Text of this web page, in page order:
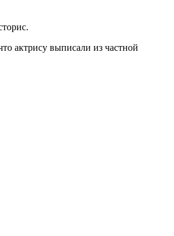
актрису выписали из частной